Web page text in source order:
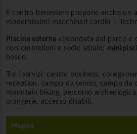
Il centro benessere propone anche un
modernissimi macchinari cardio –
Piscina esterna circondata dal parco e
con ombrelloni e sedie sdraio;
bosco.
Tra i servizi: centro business,
reception, campo da tennis, campo da
mountain biking, percorso
orangerie, accesso disabili.
Mappa